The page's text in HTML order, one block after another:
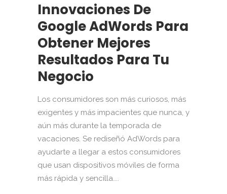
Innovaciones De
Google AdWords Para
Obtener Mejores
Resultados Para Tu
Negocio
Los consumidores son más curiosos, más
exigentes y más impacientes que nunca, y
aún más durante la temporada de
vacaciones. Se rediseñó AdWords para
ayudarte a llegar a estos consumidores
que usan dispositivos móviles de forma
más rápida y sencilla....